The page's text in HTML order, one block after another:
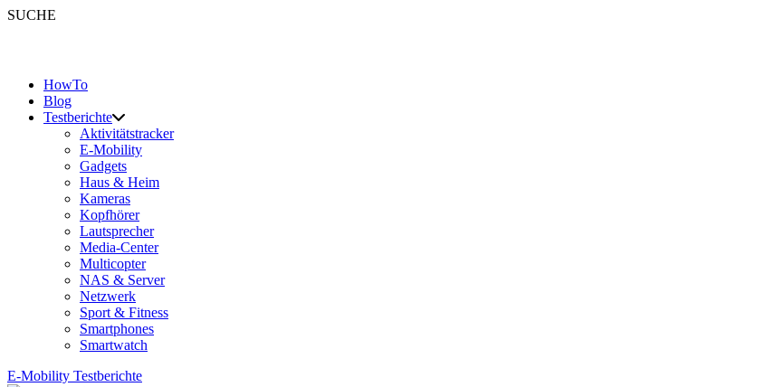
SUCHE
HowTo
Blog
Testberichte
Aktivitätstracker
E-Mobility
Gadgets
Haus & Heim
Kameras
Kopfhörer
Lautsprecher
Media-Center
Multicopter
NAS & Server
Netzwerk
Sport & Fitness
Smartphones
Smartwatch
E-Mobility Testberichte